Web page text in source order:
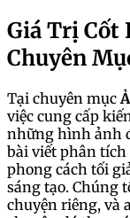
Giá Trị Cốt
Chuyên
Tại chuyên mục
việc cung cấp
những hình ảnh
bài viết phân tích
phong cách tối
sáng tạo. Chúng
chuyện riêng, và